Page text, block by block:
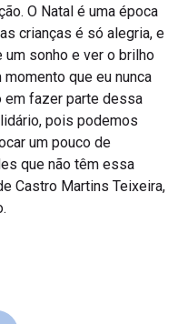
O Natal é uma época
crianças é só alegria, e
sonho e ver o brilho
que eu nunca
em fazer parte dessa
pois podemos
um pouco de
que não têm essa
Castro Martins Teixeira,